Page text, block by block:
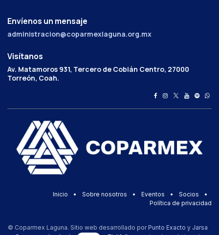
Envíenos un mensaje
administracion@coparmexlaguna.org.mx
Visítanos
Av. Matamoros 931, Tercero de Cobián Centro, 27000
Torreón, Coah.
Inicio • Sobre nosotros • Eventos • Socios
•
Política de privacidad
© Coparmex Laguna. Sitio web desarrollado por Punto Exacto y Jarsa